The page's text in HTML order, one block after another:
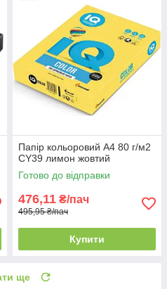
Папір кольоровий А4 80 г/м2
CY39 лимон жовтий
Готово до відправки
476,11 ₴/пач
495,95 ₴/пач
Купити
ще